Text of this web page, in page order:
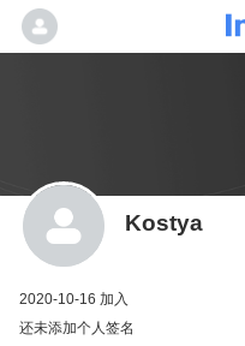
Kostya
2020-10-16 加入
还未添加个人签名